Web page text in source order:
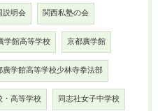
説明会 関西私塾の会
学館高等学校 京都廣学館
廣学館高等学校少林寺拳法部
・高等学校 同志社女子中学校